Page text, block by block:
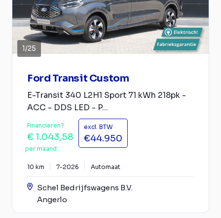
1/25
Ford Transit Custom
E-Transit 340 L2H1 Sport 71 kWh 218pk -
ACC - DDS LED - P...
Financieren?
€ 1.043,58
per maand
excl. BTW
€44.950
10 km 7-2026 Automaat
Schel Bedrijfswagens B.V.
Angerlo